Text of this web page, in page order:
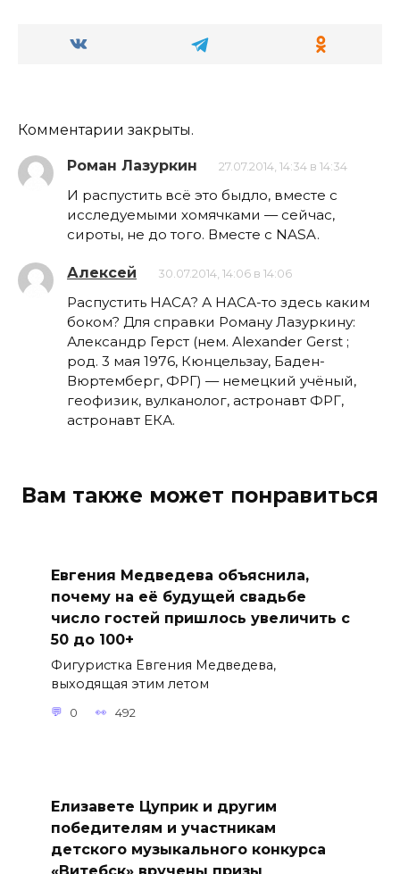
Комментарии закрыты.
Роман Лазуркин 27.07.2014, 14:34 в 14:34
И распустить всё это быдло, вместе с
исследуемыми хомячками — сейчас,
сироты, не до того. Вместе с NASA.
Алексей 30.07.2014, 14:06 в 14:06
Распустить НАСА? А НАСА-то здесь каким
боком? Для справки Роману Лазуркину:
Александр Герст (нем. Alexander Gerst ;
род. 3 мая 1976, Кюнцельзау, Баден-
Вюртемберг, ФРГ) — немецкий учёный,
геофизик, вулканолог, астронавт ФРГ,
астронавт ЕКА.
Вам также может понравиться
Евгения Медведева объяснила,
почему на её будущей свадьбе
число гостей пришлось увеличить с
50 до 100+
Фигуристка Евгения Медведева,
выходящая этим летом
0 492
Елизавете Цуприк и другим
победителям и участникам
детского музыкального конкурса
«Витебск» вручены призы